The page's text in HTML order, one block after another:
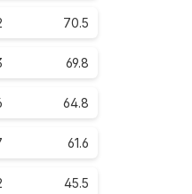
70.5
69.8
64.8
61.6
45.5